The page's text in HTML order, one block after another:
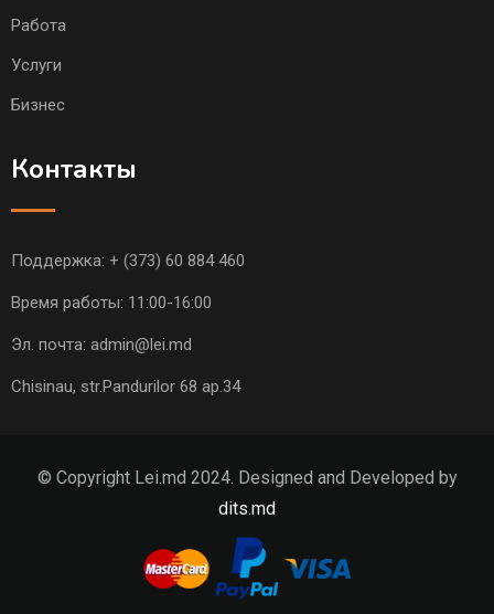
Работа
Услуги
Бизнес
Контакты
Поддержка: + (373) 60 884 460
Время работы: 11:00-16:00
Эл. почта: admin@lei.md
Chisinau, str.Pandurilor 68 ap.34
© Copyright Lei.md 2024. Designed and Developed by
dits.md